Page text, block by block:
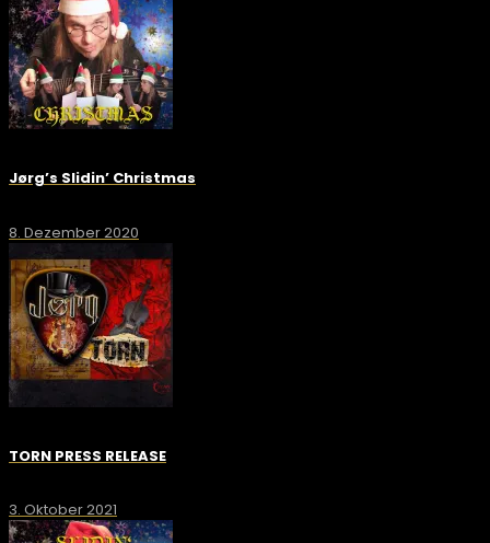
Jørg’s Slidin’ Christmas
8. Dezember 2020
TORN PRESS RELEASE
3. Oktober 2021